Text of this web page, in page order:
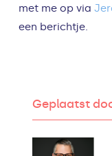
met me op via
een berichtje.
Geplaatst